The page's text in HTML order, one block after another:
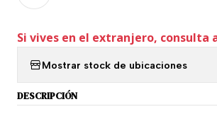
Si vives en el extranjero, consulta
Mostrar stock de ubicaciones
DESCRIPCIÓN